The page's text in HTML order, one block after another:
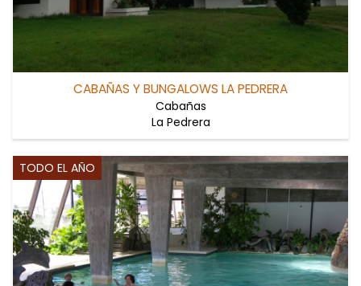
CABAÑAS Y BUNGALOWS LA PEDRERA
Cabañas
La Pedrera
TODO EL AÑO